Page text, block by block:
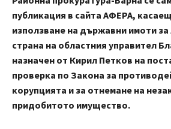
публикация в сайта АФЕРА,
използване на държавни имоти за
страна на областния управител
назначен от Кирил Петков на
проверка по Закона за
корупцията и за отнемане на
придобитото имущество.